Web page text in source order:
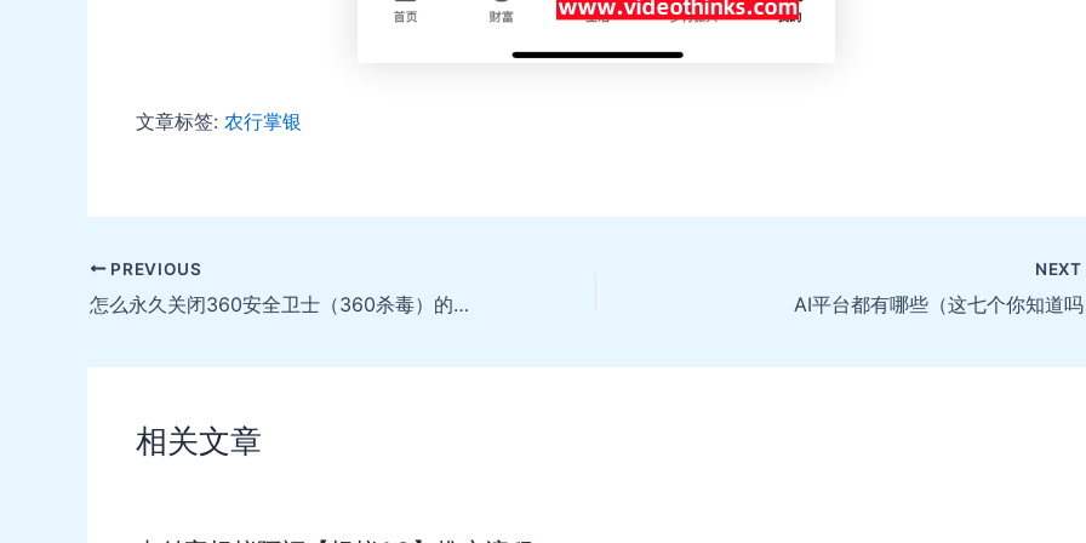
文章标签: 农行掌银
Post
navigation
PREVIOUS
怎么永久关闭360安全卫士（360杀毒）的弹窗广告
NEXT
AI平台都有哪些（这七个你知道
相关文章